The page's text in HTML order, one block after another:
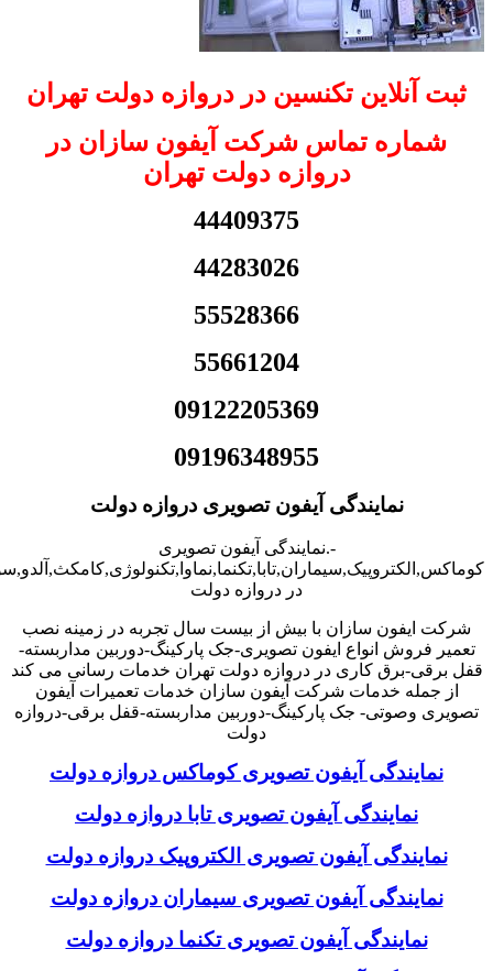
ثبت آنلاین تکنسین در دروازه دولت تهران
شماره تماس شرکت آیفون سازان در
دروازه دولت تهران
44409375
44283026
55528366
55661204
09122205369
09196348955
نمایندگی آیفون تصویری دروازه دولت
-.نمایندگی آیفون تصویری
در دروازه دولت
شرکت ایفون سازان با بیش از بیست سال تجربه در زمینه نصب
تعمیر فروش انواع ایفون تصویری-جک پارکینگ-دوربین مداربسته-
قفل برقی-برق کاری در دروازه دولت تهران خدمات رسانی می کند
از جمله خدمات شرکت آیفون سازان خدمات تعمیرات آیفون
تصویری وصوتی- جک پارکینگ-دوربین مداربسته-قفل برقی-دروازه
دولت
نمایندگی آیفون تصویری کوماکس دروازه دولت
نمایندگی آیفون تصویری تابا دروازه دولت
نمایندگی آیفون تصویری الکتروپیک دروازه دولت
نمایندگی آیفون تصویری سیماران دروازه دولت
نمایندگی آیفون تصویری تکنما دروازه دولت